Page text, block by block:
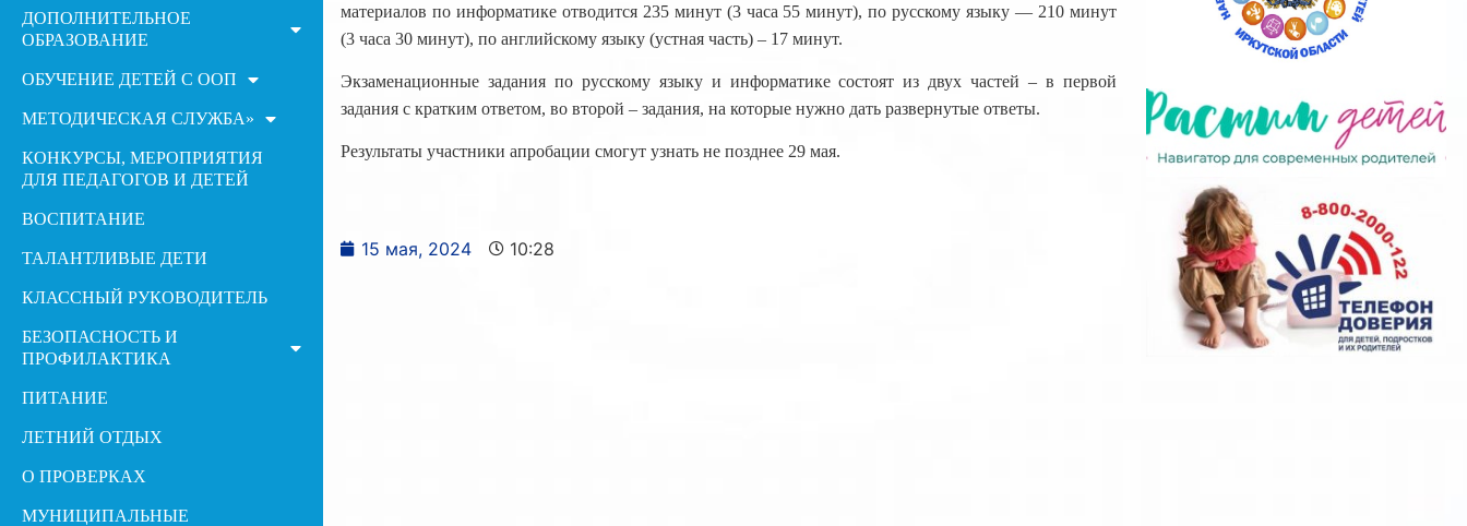
ДОПОЛНИТЕЛЬНОЕ
ОБРАЗОВАНИЕ
ОБУЧЕНИЕ ДЕТЕЙ С ООП
МЕТОДИЧЕСКАЯ СЛУЖБА»
КОНКУРСЫ, МЕРОПРИЯТИЯ
ДЛЯ ПЕДАГОГОВ И ДЕТЕЙ
ВОСПИТАНИЕ
ТАЛАНТЛИВЫЕ ДЕТИ
КЛАССНЫЙ РУКОВОДИТЕЛЬ
БЕЗОПАСНОСТЬ И
ПРОФИЛАКТИКА
ПИТАНИЕ
ЛЕТНИЙ ОТДЫХ
О ПРОВЕРКАХ
МУНИЦИПАЛЬНЫЕ
материалов по информатике отводится 235 минут (3 часа 55 минут), по русскому языку — 210 минут
(3 часа 30 минут), по английскому языку (устная часть) – 17 минут.
Экзаменационные задания по русскому языку и информатике состоят из двух частей – в первой
задания с кратким ответом, во второй – задания, на которые нужно дать развернутые ответы.
Результаты участники апробации смогут узнать не позднее 29 мая.
15 мая, 2024 10:28